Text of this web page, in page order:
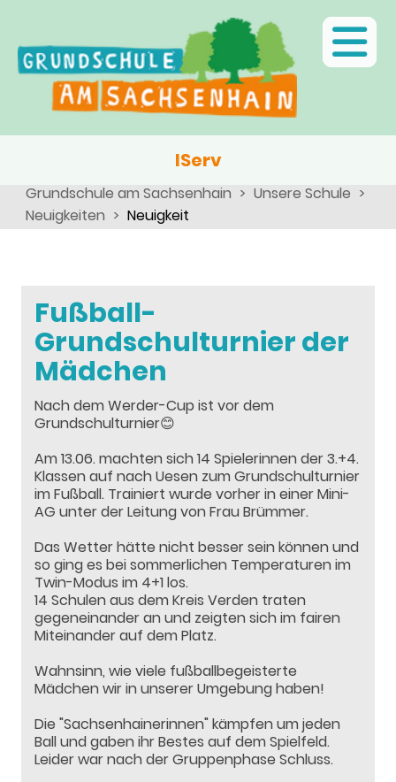
IServ
Grundschule am Sachsenhain
Unsere Schule
Neuigkeiten
Neuigkeit
Fußball-
Grundschulturnier der
Mädchen
Nach dem Werder-Cup ist vor dem
Grundschulturnier😊
Am 13.06. machten sich 14 Spielerinnen der 3.+4.
Klassen auf nach Uesen zum Grundschulturnier
im Fußball. Trainiert wurde vorher in einer Mini-
AG unter der Leitung von Frau Brümmer.
Das Wetter hätte nicht besser sein können und
so ging es bei sommerlichen Temperaturen im
Twin-Modus im 4+1 los.
14 Schulen aus dem Kreis Verden traten
gegeneinander an und zeigten sich im fairen
Miteinander auf dem Platz.
Wahnsinn, wie viele fußballbegeisterte
Mädchen wir in unserer Umgebung haben!
Die "Sachsenhainerinnen" kämpfen um jeden
Ball und gaben ihr Bestes auf dem Spielfeld.
Leider war nach der Gruppenphase Schluss.
Kinder
Eltern
Schulsozialarbeit
Schulseelsorge
Angebote, Projekte, Aktionen, Arbeitsgemeinschaften